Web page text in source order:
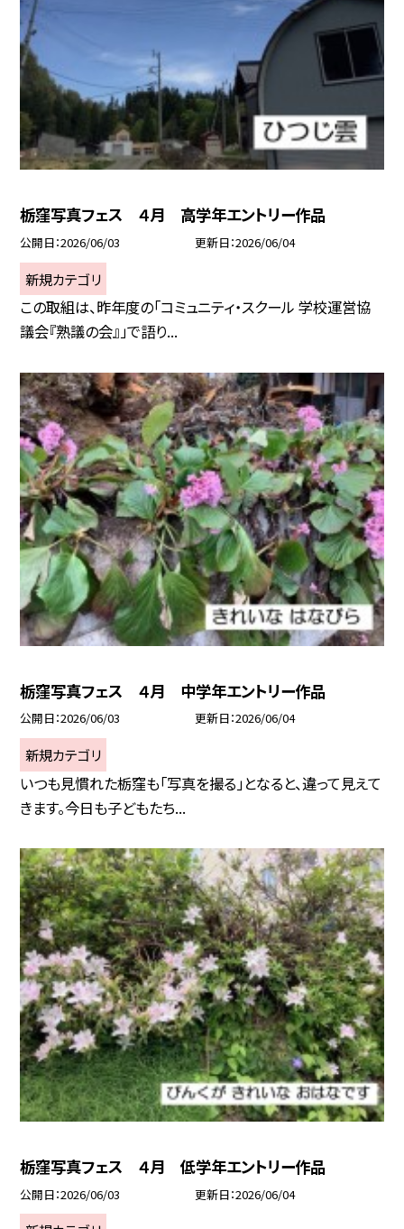
栃窪写真フェス ４月 高学年エントリー作品
公開日 2026/06/03 更新日 2026/06/04
新規カテゴリ
この取組は、昨年度の「コミュニティ・スクール 学校運営協
議会『熟議の会』」で語り...
栃窪写真フェス ４月 中学年エントリー作品
公開日 2026/06/03 更新日 2026/06/04
新規カテゴリ
いつも見慣れた栃窪も「写真を撮る」となると、違って見えて
きます。今日も子どもたち...
栃窪写真フェス ４月 低学年エントリー作品
公開日 2026/06/03 更新日 2026/06/04